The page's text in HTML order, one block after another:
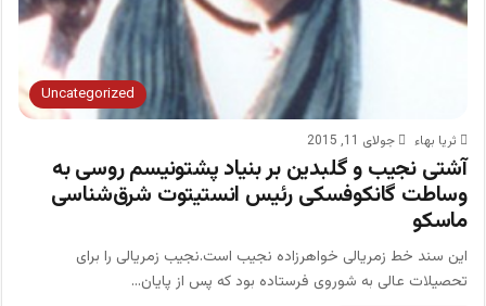
Uncategorized
ثریا بهاء جولای 11, 2015
آشتی نجیب و گلبدین بر بنیاد پشتونیسم روسی به
وساطت گانکوفسکی رئیس انستیتوت شرق‌شناسی
ماسکو
این سند خط زمریالی خواهرزاده نجیب است.نجیب زمریالی را برای
تحصیلات عالی به شوروی فرستاده بود که پس از پایان…